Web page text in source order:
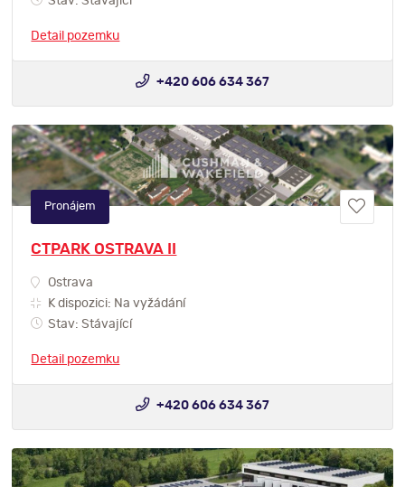
Detail pozemku
+420 606 634 367
CTPARK OSTRAVA II
Ostrava
K dispozici: Na vyžádání
Stav: Stávající
Detail pozemku
Pronájem
+420 606 634 367